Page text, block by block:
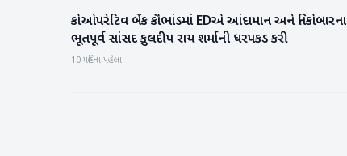
રાષ્ટ્રીય
કોઓપરેટિવ બેંક કૌભાંડમાં EDએ આંદામાન અને નિકોબારના
ભૂતપૂર્વ સાંસદ કુલદીપ રાય શર્માની ધરપકડ કરી
10 મહિના પહેલા